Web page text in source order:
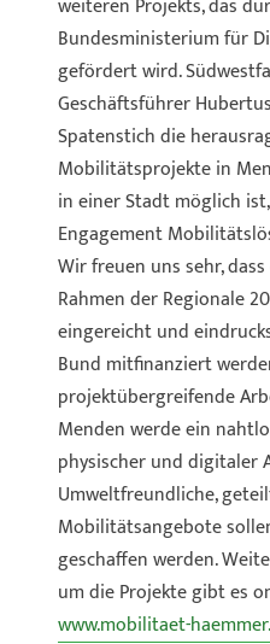
weiteren Projekts, das
Bundesministerium für
gefördert wird.
Geschäftsführer
Spatenstich die
Mobilitätsprojekte in
in einer Stadt möglich
Engagement
Wir freuen uns sehr,
Rahmen der Regionale
eingereicht und
Bund mitfinanziert
projektübergreifende
Menden werde ein
physischer und digitaler
Umweltfreundliche,
Mobilitätsangebote
geschaffen werden.
um die Projekte gibt es
www.mobilitaet-